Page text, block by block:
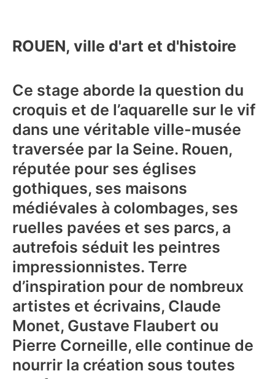
ROUEN, ville d'art et d'histoire
Ce stage aborde la question du
croquis et de l’aquarelle sur le vif
dans une véritable ville-musée
traversée par la Seine. Rouen,
réputée pour ses églises
gothiques, ses maisons
médiévales à colombages, ses
ruelles pavées et ses parcs, a
autrefois séduit les peintres
impressionnistes. Terre
d’inspiration pour de nombreux
artistes et écrivains, Claude
Monet, Gustave Flaubert ou
Pierre Corneille, elle continue de
nourrir la création sous toutes